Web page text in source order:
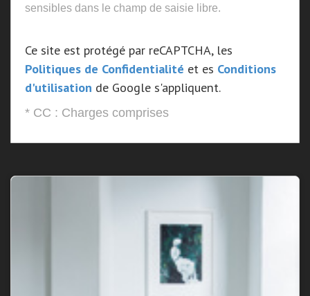
sensibles dans le champ de saisie libre.
Ce site est protégé par reCAPTCHA, les
Politiques de Confidentialité et es Conditions
d'utilisation de Google s'appliquent.
* CC : Charges comprises